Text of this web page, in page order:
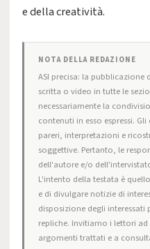
e della creatività.
NOTA DELLA REDAZIONE
ASI precisa: la
scritta o video in tutte le
necessariamente la
contenuti in esso espressi.
pareri, interpretazioni e
soggettive. Pertanto, le
dell'autore e/o
L'intento della testata è
e di divulgare notizie di
disposizione degli
repliche. Invitiamo i lettori
argomenti trattati e a